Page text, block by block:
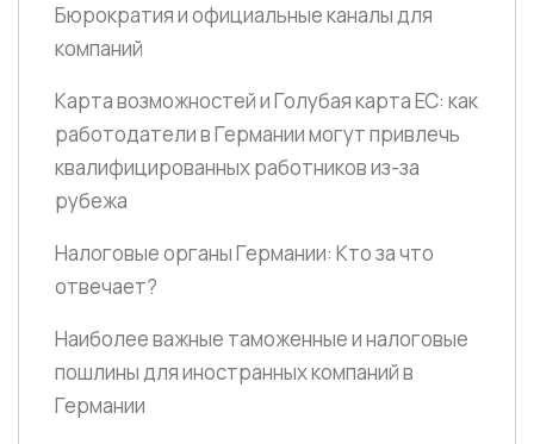
Бюрократия и официальные каналы для
компаний
Карта возможностей и Голубая карта ЕС: как
работодатели в Германии могут привлечь
квалифицированных работников из-за
рубежа
Налоговые органы Германии: Кто за что
отвечает?
Наиболее важные таможенные и налоговые
пошлины для иностранных компаний в
Германии